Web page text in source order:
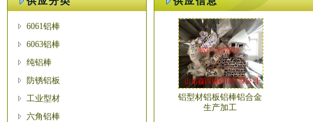
6061铝棒
6063铝棒
纯铝棒
防锈铝板
工业型材
六角铝棒
铝型材铝板铝棒铝合金
生产加工